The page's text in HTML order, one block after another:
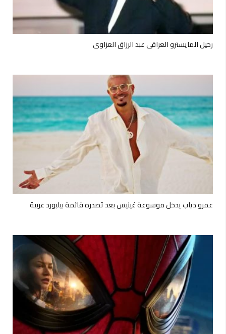
رحيل المايسترو العراقي عبد الرزاق العزاوي
عمرو دياب يدخل موسوعة غينيس بعد تصدره قائمة بيلبورد عربية